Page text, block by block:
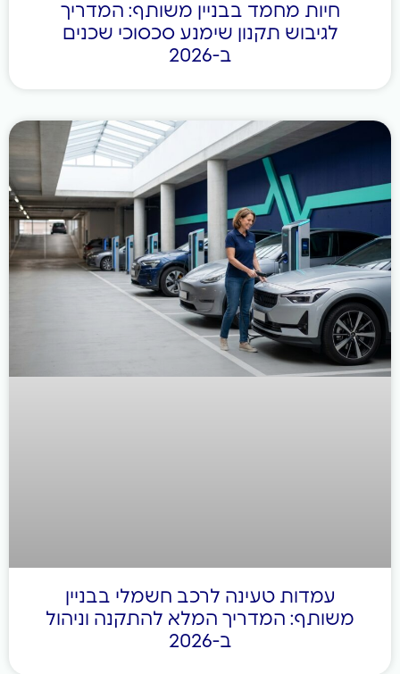
חיות מחמד בבניין משותף: המדריך
לגיבוש תקנון שימנע סכסוכי שכנים
עמדות טעינה לרכב חשמלי בבניין
המדריך המלא להתקנה וניהול